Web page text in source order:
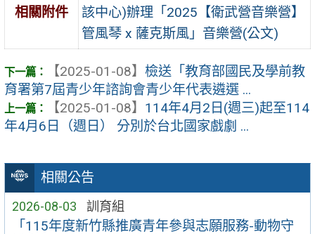
相關公告
2026-08-03 訓育組
「115年度新竹縣推廣青年參與志願服務-動物守
相關附件
該中心)辦理「2025【衛武營音樂營】
管風琴 x 薩克斯風」音樂營(公文)
【2025-01-08】 檢送「教育部國民及學前教
育署第7屆青少年諮詢會青少年代表遴選 ...
【2025-01-08】 114年4月2日(週三)起至114
年4月6日（週日） 分別於台北國家戲劇 ...